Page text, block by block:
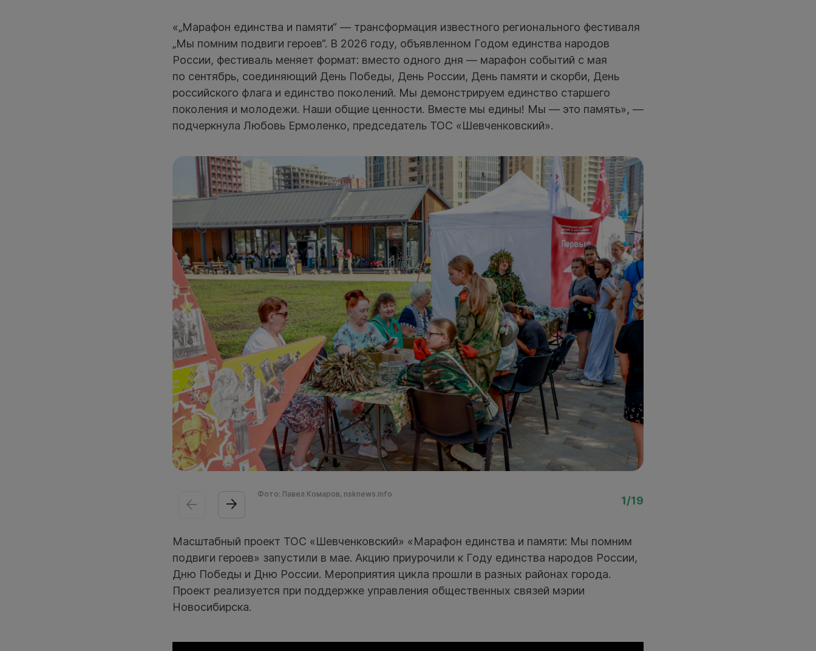
«„Марафон единства и памяти“ — трансформация известного регионального фестиваля
„Мы помним подвиги героев“. В 2026 году, объявленном Годом единства народов
России, фестиваль меняет формат: вместо одного дня — марафон событий с мая
по сентябрь, соединяющий День Победы, День России, День памяти и скорби, День
российского флага и единство поколений. Мы демонстрируем единство старшего
поколения и молодежи. Наши общие ценности. Вместе мы едины! Мы — это память», —
подчеркнула Любовь Ермоленко, председатель ТОС «Шевченковский».
Фото: Павел Комаров, nsknews.info
1/19
Масштабный проект ТОС «Шевченковский» «Марафон единства и памяти: Мы помним
подвиги героев» запустили в мае. Акцию приурочили к Году единства народов России,
Дню Победы и Дню России. Мероприятия цикла прошли в разных районах города.
Проект реализуется при поддержке управления общественных связей мэрии
Новосибирска.